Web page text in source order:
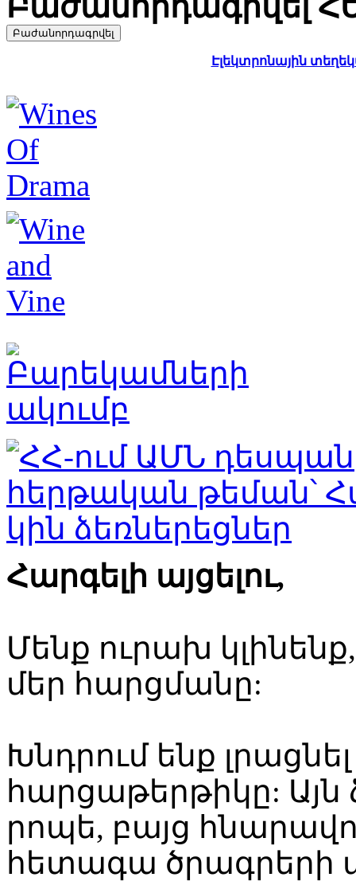
Էլեկտրոնային
Հարգելի այցելու,
Մենք ուրախ
մեր հարցմանը:
Խնդրում ենք
հարցաթերթիկը:
րոպե, բայց
հետագա ծրագրերի